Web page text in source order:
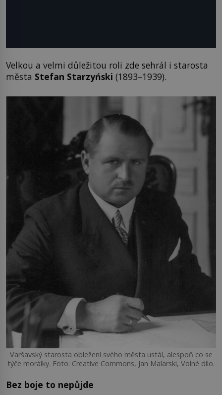
Velkou a velmi důležitou roli zde sehrál i starosta
města Stefan Starzyński (1893–1939).
Varšavský starosta obležení svého města ustál, alespoň co se
týče morálky. Foto: Creative Commons, Jan Malarski, Volné dílo.
Bez boje to nepůjde